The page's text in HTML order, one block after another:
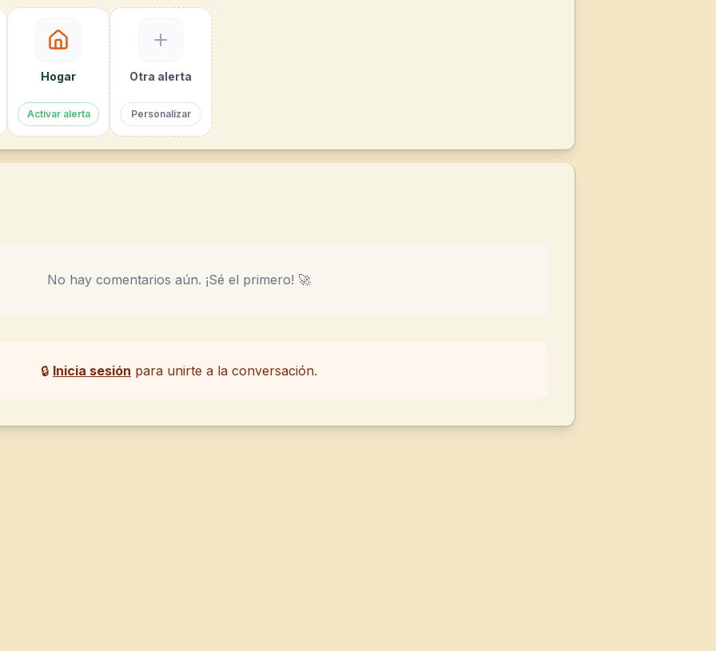
Hogar
Activar alerta
Otra alerta
Personalizar
No hay comentarios aún. ¡Sé el primero! 🚀
🔒 Inicia sesión para unirte a la conversación.